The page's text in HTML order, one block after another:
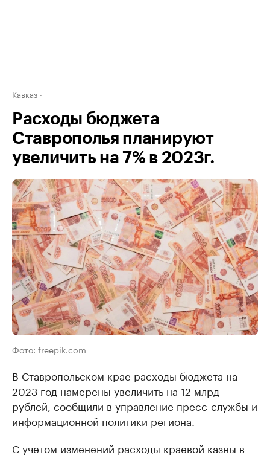
Кавказ
Расходы бюджета
Ставрополья планируют
увеличить на 7% в 2023г.
Фото: freepik.com
В Ставропольском крае расходы бюджета на
2023 год намерены увеличить на 12 млрд
рублей, сообщили в управление пресс-службы и
информационной политики региона.
С учетом изменений расходы краевой казны в